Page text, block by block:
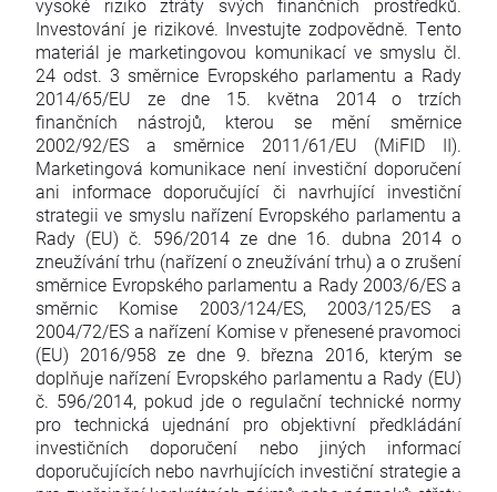
vysoké riziko ztráty svých finančních prostředků.
Investování je rizikové. Investujte zodpovědně. Tento
materiál je marketingovou komunikací ve smyslu čl.
24 odst. 3 směrnice Evropského parlamentu a Rady
2014/65/EU ze dne 15. května 2014 o trzích
finančních nástrojů, kterou se mění směrnice
2002/92/ES a směrnice 2011/61/EU (MiFID II).
Marketingová komunikace není investiční doporučení
ani informace doporučující či navrhující investiční
strategii ve smyslu nařízení Evropského parlamentu a
Rady (EU) č. 596/2014 ze dne 16. dubna 2014 o
zneužívání trhu (nařízení o zneužívání trhu) a o zrušení
směrnice Evropského parlamentu a Rady 2003/6/ES a
směrnic Komise 2003/124/ES, 2003/125/ES a
2004/72/ES a nařízení Komise v přenesené pravomoci
(EU) 2016/958 ze dne 9. března 2016, kterým se
doplňuje nařízení Evropského parlamentu a Rady (EU)
č. 596/2014, pokud jde o regulační technické normy
pro technická ujednání pro objektivní předkládání
investičních doporučení nebo jiných informací
doporučujících nebo navrhujících investiční strategie a